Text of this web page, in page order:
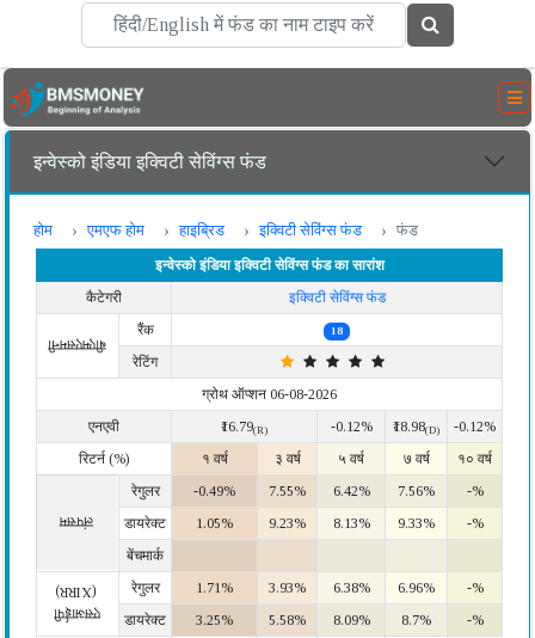
इन्वेस्को इंडिया इक्विटी सेविंग्स फंड
होम एमएफ होम हाइब्रिड इक्विटी सेविंग्स फंड फंड
इन्वेस्को इंडिया इक्विटी सेविंग्स फंड का सारांश
कैटेगरी
इक्विटी सेविंग्स फंड
बीएमएसमनी
रैंक 18
रेटिंग
ग्रोथ ऑप्शन 06-08-2026
एनएवी
₹16.79(R) -0.12% ₹18.98(D)
-0.12%
रिटर्न (%)
१ वर्ष ३ वर्ष ५ वर्ष ७ वर्ष १० वर्ष
लंपसम
रेगुलर -0.49% 7.55% 6.42% 7.56%
-%
डायरेक्ट
1.05% 9.23% 8.13% 9.33%
-%
बेंचमार्क
एसआईपी
(XIRR) रेगुलर 1.71% 3.93% 6.38% 6.96%
-%
डायरेक्ट
3.25% 5.58% 8.09% 8.7% -%